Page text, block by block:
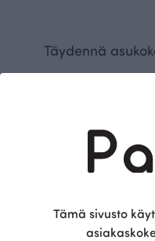
Täydennä
Tämä sivusto